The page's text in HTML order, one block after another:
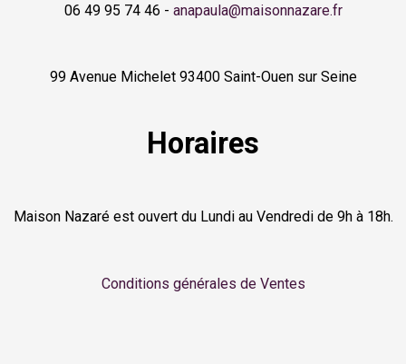
06 49 95 74 46 - anapaula@maisonnazare.fr
99 Avenue Michelet 93400 Saint-Ouen sur Seine
Horaires
Maison Nazaré est ouvert du Lundi au Vendredi de 9h à 18h.
Conditions générales de Ventes